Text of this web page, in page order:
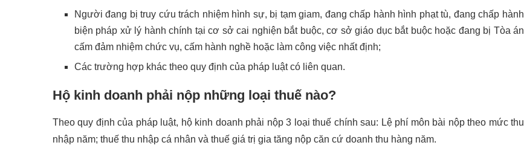
Người đang bị truy cứu trách nhiệm hình sự, bị tạm giam, đang chấp hành hình phạt tù, đang chấp hành
biện pháp xử lý hành chính tại cơ sở cai nghiện bắt buộc, cơ sở giáo dục bắt buộc hoặc đang bị Tòa án
cấm đảm nhiệm chức vụ, cấm hành nghề hoặc làm công việc nhất định;
Các trường hợp khác theo quy định của pháp luật có liên quan.
Hộ kinh doanh phải nộp những loại thuế nào?
Theo quy định của pháp luật, hộ kinh doanh phải nộp 3 loại thuế chính sau: Lệ phí môn bài nộp theo mức thu
nhập năm; thuế thu nhập cá nhân và thuế giá trị gia tăng nộp căn cứ doanh thu hàng năm.